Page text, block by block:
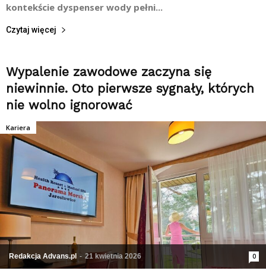
kontekście dyspenser wody pełni...
Czytaj więcej
Wypalenie zawodowe zaczyna się
niewinnie. Oto pierwsze sygnały, których
nie wolno ignorować
Redakcja Advans.pl - 21 kwietnia 2026 0
Kariera